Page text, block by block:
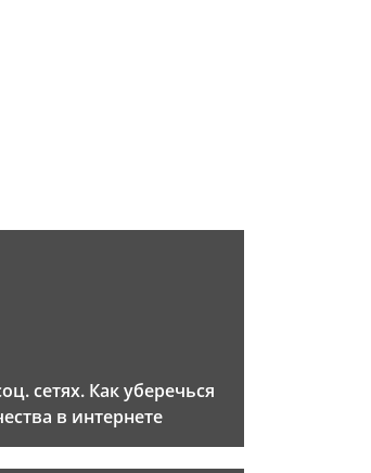
сетях. Как уберечься
в интернете